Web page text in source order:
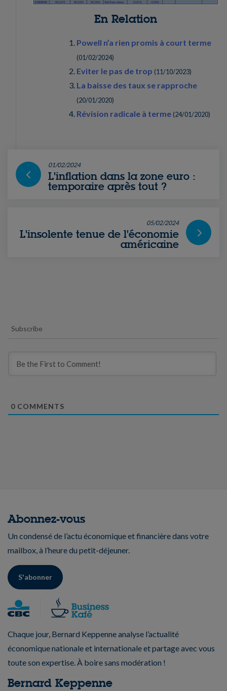
En Relation
Powell n’a rien promis à court terme
(01/02/2024)
Eviter le pas de trop (11/10/2023)
La baisse des taux se rapproche
(20/01/2020)
Révision radicale à terme (24/01/2020)
01/02/2024
L'inflation dans la zone euro :
temporaire après tout ?
05/02/2024
L'insolente tenue de l'économie
américaine
Subscribe
0 COMMENTS
Abonnez-vous
Un condensé de l’actu économique et financière dans votre
mailbox, à l’heure du petit-déjeuner.
S'abonner
Chaque jour, Bernard Keppenne analyse l’actualité
économique nationale et internationale et partage avec vous
toute son expertise. À boire sans modération !
Bernard Keppenne